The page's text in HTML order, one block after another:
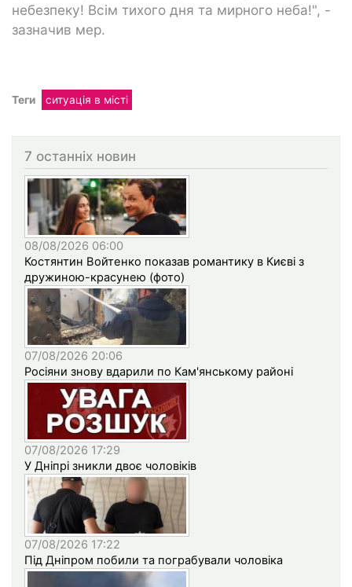
небезпеку! Всім тихого дня та мирного неба!", -
зазначив мер.
Теги ситуація в місті
7 останніх новин
08/08/2026 06:00
Костянтин Войтенко показав романтику в Києві з
дружиною-красунею (фото)
07/08/2026 20:06
Росіяни знову вдарили по Кам'янському районі
07/08/2026 17:29
У Дніпрі зникли двоє чоловіків
07/08/2026 17:22
Під Дніпром побили та пограбували чоловіка